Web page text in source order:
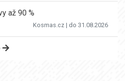
až 90 %
Kosmas.cz | do 31.08.2026